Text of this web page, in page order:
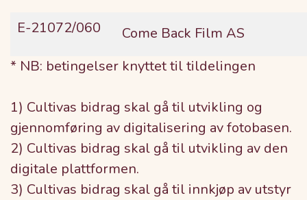
E-21072/060
Come Back Film AS
* NB: betingelser knyttet til tildelingen
1) Cultivas bidrag skal gå til utvikling og
gjennomføring av digitalisering av fotobasen.
2) Cultivas bidrag skal gå til utvikling av den
digitale plattformen.
3) Cultivas bidrag skal gå til innkjøp av utstyr